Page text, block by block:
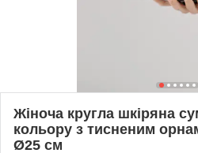
Жіноча кругла шкіряна
кольору з тисненим
Ø25 см